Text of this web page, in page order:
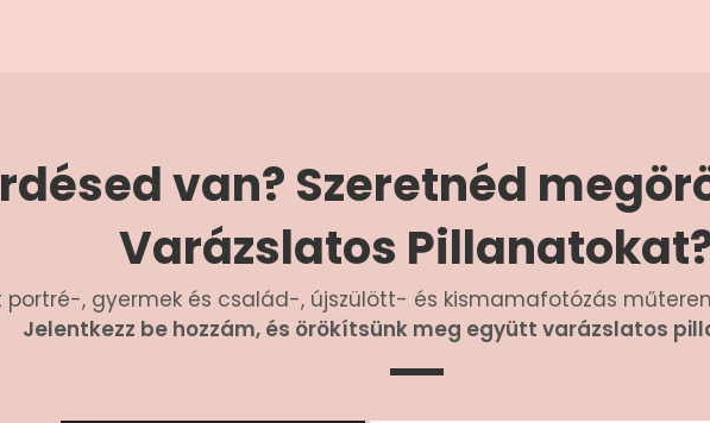
van? Szeretnéd
Varázslatos
portré-, gyermek és család-, újszülött- és kismamafotózás
Jelentkezz be hozzám, és örökítsünk meg együtt varázslatos